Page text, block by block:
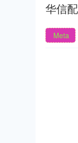
华信
Meta